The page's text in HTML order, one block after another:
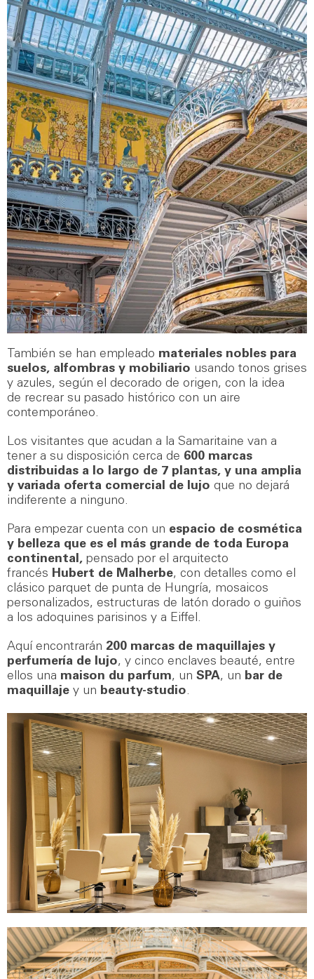
También se han empleado materiales nobles para
suelos, alfombras y mobiliario usando tonos grises
y azules, según el decorado de origen, con la idea
de recrear su pasado histórico con un aire
contemporáneo.
Los visitantes que acudan a la Samaritaine van a
tener a su disposición cerca de 600 marcas
distribuidas a lo largo de 7 plantas, y una amplia
y variada oferta comercial de lujo que no dejará
indiferente a ninguno.
Para empezar cuenta con un espacio de cosmética
y belleza que es el más grande de toda Europa
continental, pensado por el arquitecto
francés Hubert de Malherbe, con detalles como el
clásico parquet de punta de Hungría, mosaicos
personalizados, estructuras de latón dorado o guiños
a los adoquines parisinos y a Eiffel.
Aquí encontrarán 200 marcas de maquillajes y
perfumería de lujo, y cinco enclaves beauté, entre
ellos una maison du parfum, un SPA, un bar de
maquillaje y un beauty-studio.